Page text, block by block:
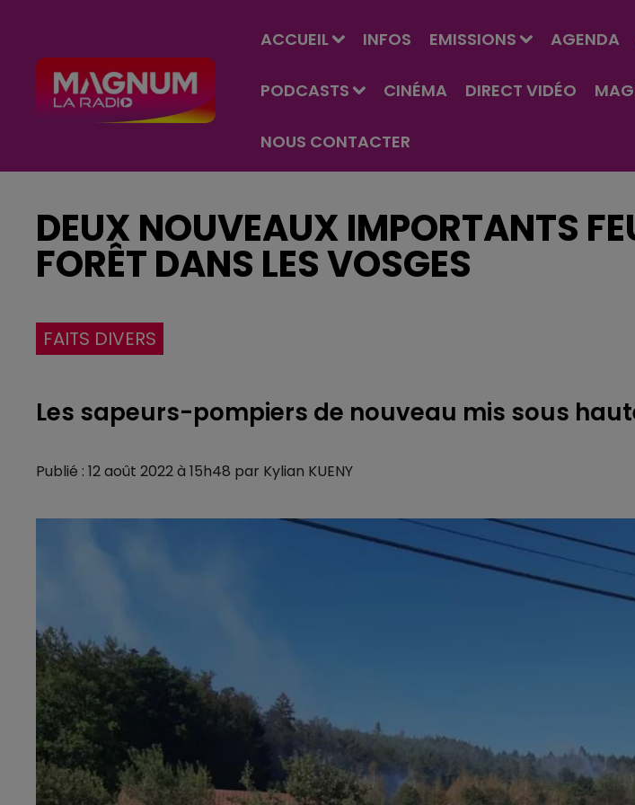
ACCUEIL INFOS EMISSIONS AGENDA
PODCASTS CINÉMA DIRECT VIDÉO
NOUS CONTACTER
DEUX NOUVEAUX IMPORTANTS
FORÊT DANS LES VOSGES
FAITS DIVERS
Les sapeurs-pompiers de nouveau mis sous
Publié : 12 août 2022 à 15h48 par Kylian KUENY